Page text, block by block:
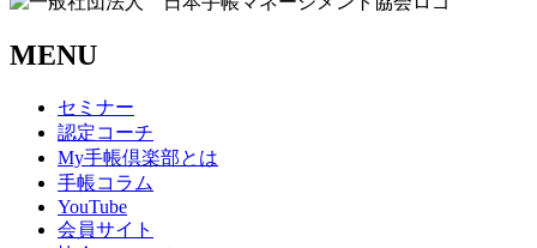
MENU
セミナー
認定コーチ
My手帳倶楽部とは
手帳コラム
YouTube
会員サイト